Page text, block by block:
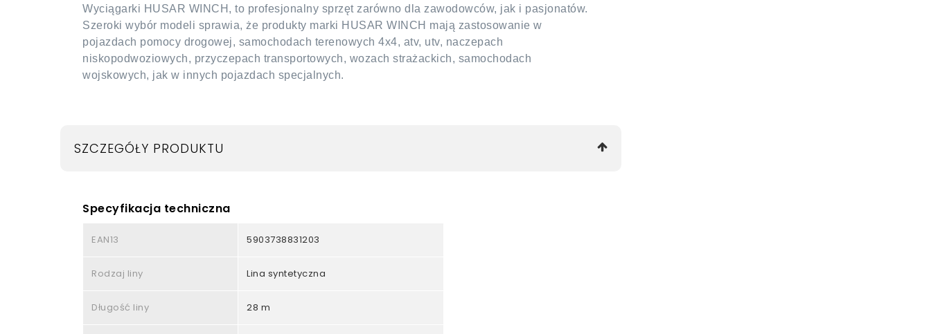
Wyciągarki HUSAR WINCH, to profesjonalny sprzęt zarówno dla zawodowców, jak i pasjonatów.
Szeroki wybór modeli sprawia, że produkty marki HUSAR WINCH mają zastosowanie w
pojazdach pomocy drogowej, samochodach terenowych 4x4, atv, utv, naczepach
niskopodwoziowych, przyczepach transportowych, wozach strażackich, samochodach
wojskowych, jak w innych pojazdach specjalnych.
SZCZEGÓŁY PRODUKTU
Specyfikacja techniczna
EAN13 5903738831203
Rodzaj liny Lina syntetyczna
Długość liny 28 m